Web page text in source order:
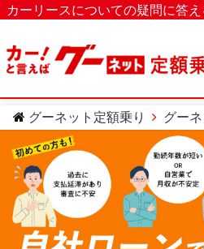
カーリースについての疑問に答
マガジンTOP
カーリースとは？
ベストなカーリースを探す
カテゴリー
カーリースについての疑問
カーローンについての疑問
車のメンテナンスについての疑
グーネット定額乗り
グー